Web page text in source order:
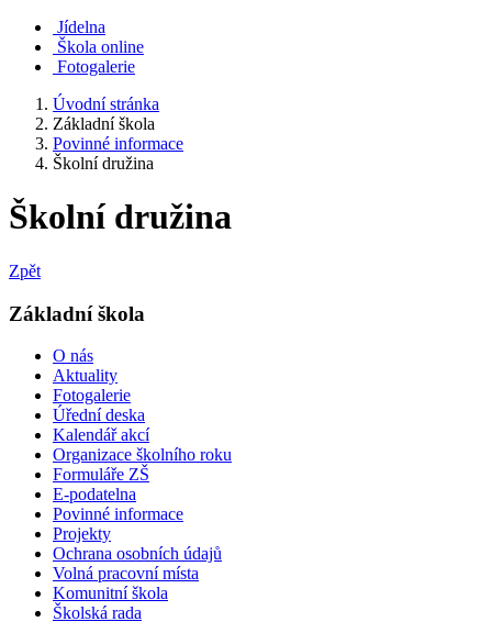
Jídelna
Škola online
Fotogalerie
Úvodní stránka
Základní škola
Povinné informace
Školní družina
Školní družina
Zpět
Základní škola
O nás
Aktuality
Fotogalerie
Úřední deska
Kalendář akcí
Organizace školního roku
Formuláře ZŠ
E-podatelna
Povinné informace
Projekty
Ochrana osobních údajů
Volná pracovní místa
Komunitní škola
Školská rada